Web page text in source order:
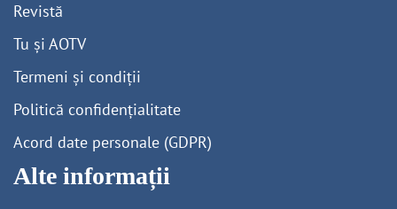
Revistă
Tu și AOTV
Termeni și condiții
Politică confidențialitate
Acord date personale (GDPR)
Alte informații